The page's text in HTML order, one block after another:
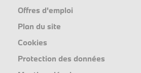
Offres d'emploi
Plan du site
Cookies
Protection des données